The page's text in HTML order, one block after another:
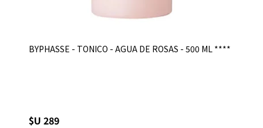
BYPHASSE - TONICO - AGUA DE ROSAS - 500 ML ****
$U 289